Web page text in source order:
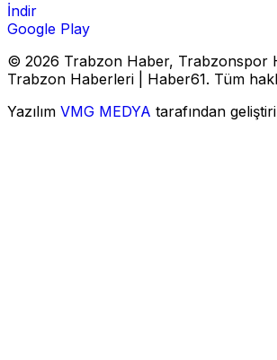
İndir
Google Play
© 2026 Trabzon Haber, Trabzonspor
Trabzon Haberleri | Haber61. Tüm
Yazılım VMG MEDYA tarafından